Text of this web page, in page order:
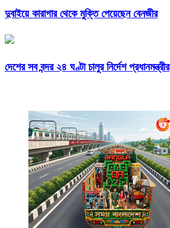
দুবাইয়ে কারাগার থেকে মুক্তি পেয়েছেন বেনজীর
দেশের সব বন্দর ২৪ ঘণ্টা চালুর নির্দেশ প্রধানমন্ত্রীর